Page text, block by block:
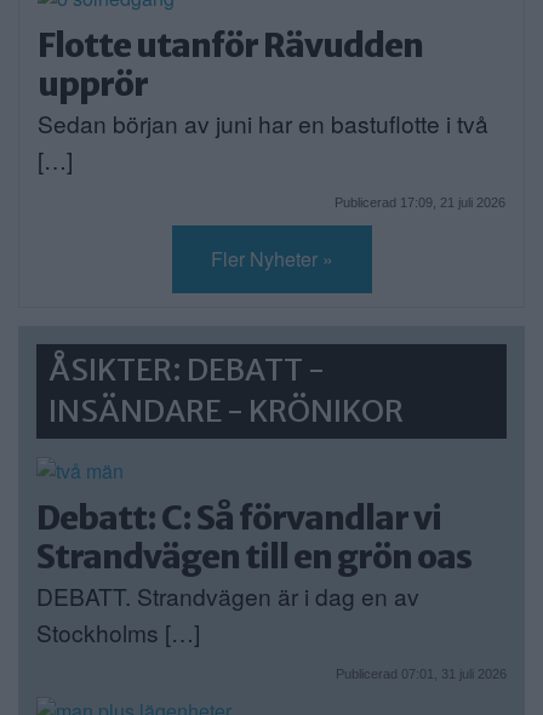
Flotte utanför Rävudden
upprör
Sedan början av juni har en bastuflotte i två
[…]
Publicerad 17:09, 21 juli 2026
Fler Nyheter »
ÅSIKTER: DEBATT -
INSÄNDARE - KRÖNIKOR
Debatt: C: Så förvandlar vi
Strandvägen till en grön oas
DEBATT. Strandvägen är i dag en av
Stockholms […]
Publicerad 07:01, 31 juli 2026